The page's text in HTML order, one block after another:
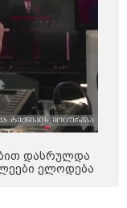
დასრულდა
ელოდება